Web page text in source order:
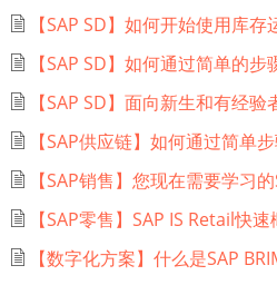
【SAP SD】如何开始使用库存
【SAP SD】如何通过简单的
【SAP SD】面向新生和有经
【SAP供应链】如何通过简单
【SAP销售】您现在需要学习
【SAP零售】SAP IS Retail快速
【数字化方案】什么是SAP